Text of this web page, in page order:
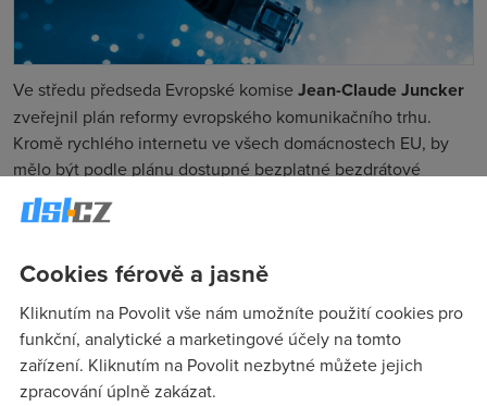
Ve středu předseda Evropské komise Jean-Claude Juncker
zveřejnil plán reformy evropského komunikačního trhu.
Kromě rychlého internetu ve všech domácnostech EU, by
mělo být podle plánu dostupné bezplatné bezdrátové
připojení na veřejných místech do roku 2020.
to potřebují. A my nyní musíme do této konektivity
investovat," prohlásilJunckerv projevu před europoslanci
ve Štrasburku. Podle zveřejněného plánu Evropské komise
by měli mít všichni obyvatelé EU doma internet s minimální
rychlostí100 Mb/s. Internet ve veřejných institucí by měl
dokonce dosahovat rychlosti v řádu gigabitů.
Cookies férově a jasně
Kliknutím na Povolit vše nám umožníte použití cookies pro
funkční, analytické a marketingové účely na tomto
zařízení. Kliknutím na Povolit nezbytné můžete jejich
zpracování úplně zakázat.